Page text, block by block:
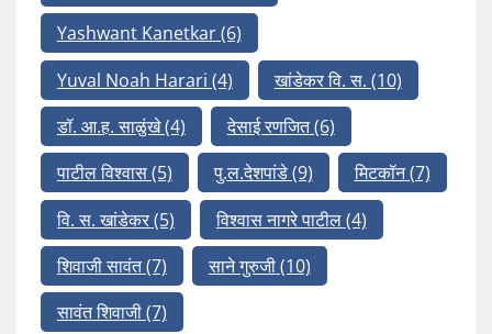
Yashwant Kanetkar(6)
Yuval Noah Harari (4) खांडेकर वि. स. (10)
डॉ. आ.ह. साळुंखे(4) देसाई रणजित(6)
पाटील विश्वास(5) पु.ल.देशपांडे(9) मिटकॉन(7)
वि. स. खांडेकर(5) विश्वास नागरे पाटील(4)
शिवाजी सावंत(7) साने गुरुजी(10)
सावंत शिवाजी(7)